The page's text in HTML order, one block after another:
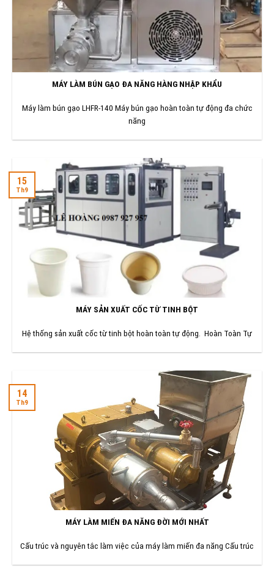
MÁY LÀM BÚN GẠO ĐA NĂNG HÀNG NHẬP KHẨU
Máy làm bún gạo LHFR-140 Máy bún gạo hoàn toàn tự động đa chức
năng
MÁY SẢN XUẤT CỐC TỪ TINH BỘT
Hệ thống sản xuất cốc từ tinh bột hoàn toàn tự động. Hoàn Toàn Tự
15
Th9
MÁY LÀM MIẾN ĐA NĂNG ĐỜI MỚI NHẤT
Cấu trúc và nguyên tắc làm việc của máy làm miến đa năng Cấu trúc
14
Th9